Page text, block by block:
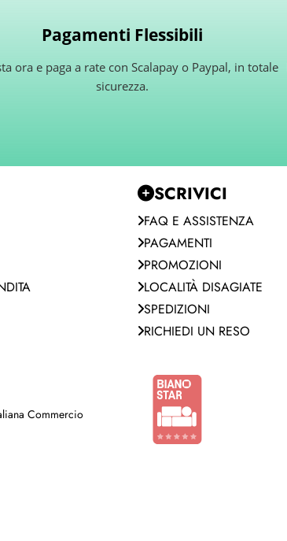
Pagamenti Flessibili
ora e paga a rate con Scalapay o Paypal, in totale
sicurezza.
SCRIVICI
FAQ E ASSISTENZA
PAGAMENTI
PROMOZIONI
LOCALITÀ DISAGIATE
SPEDIZIONI
RICHIEDI UN RESO